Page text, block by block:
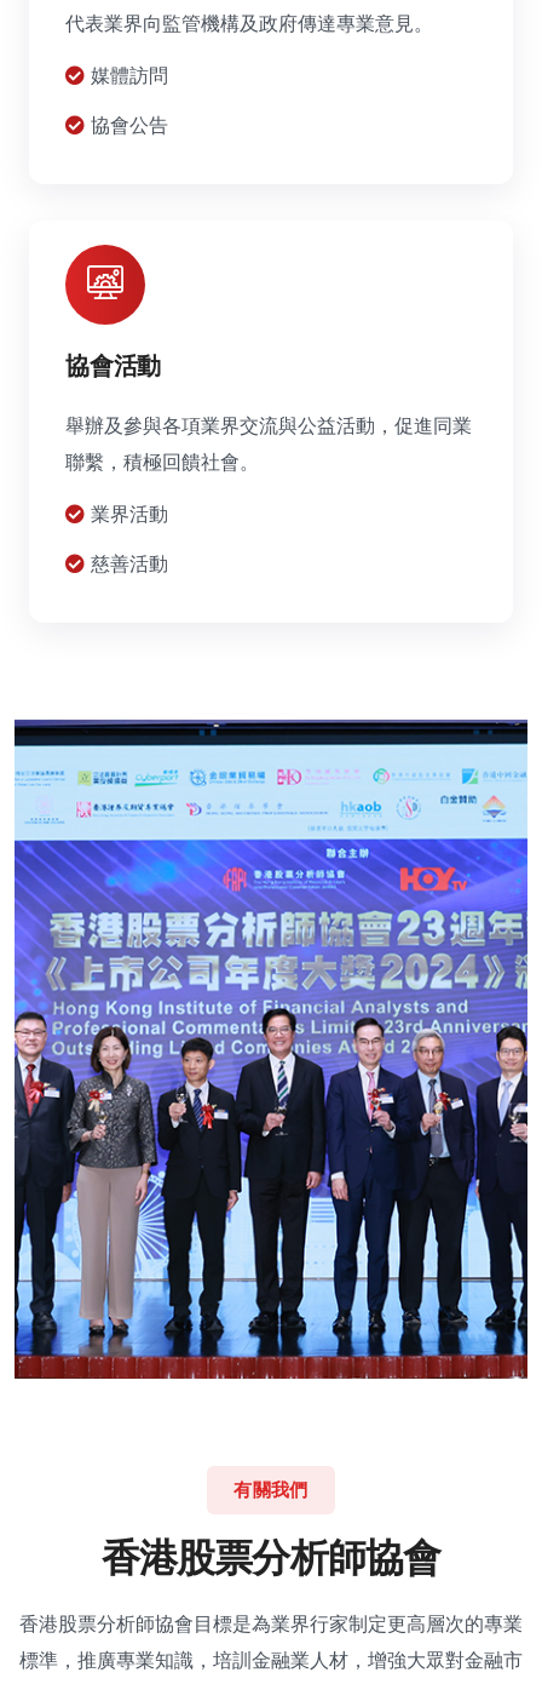
代表業界向監管機構及政府傳達專業意見。
媒體訪問
協會公告
協會活動
舉辦及參與各項業界交流與公益活動，促進同業
聯繫，積極回饋社會。
業界活動
慈善活動
有關我們
香港股票分析師協會
香港股票分析師協會目標是為業界行家制定更高層次的專業
標準，推廣專業知識，培訓金融業人材，增強大眾對金融市